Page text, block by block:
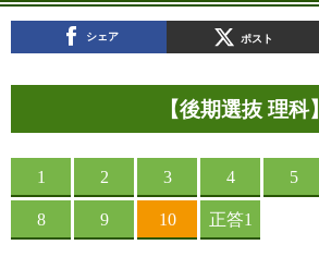
シェア ポスト
【後期選抜 理科】